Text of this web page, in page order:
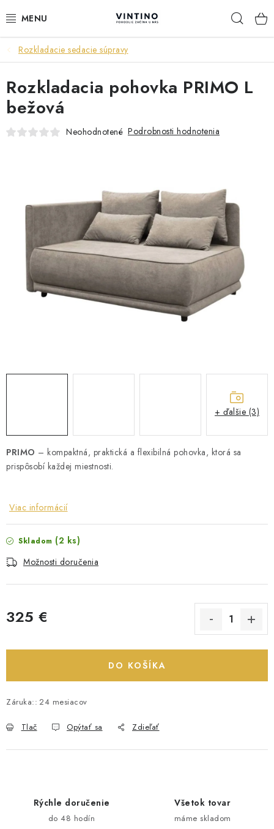
na
NÁBYTOK
VÝPREDAJ
ZÁVESNÉ HOJDACIE KRESLÁ
JEDÁLENSKÉ STOLIČKY
KRESLÁ
ZÁHRADNÝ NÁBYTOK
STOJANY A REGÁLY
SKRIŇA NA TOPANKY
FAQ - NAJČASTEJŠIE OTÁZKY
Všeobecné obchodné podmienky
Rozkladacie sedacie súpravy
PRIMO – kompaktná, praktická a flexibilná pohovka, ktorá sa
prispôsobí každej miestnosti.
Viac informácií
Skladom (2 ks)
Možnosti doručenia
325 €
DO KOŠÍKA
Záruka:: 24 mesiacov
Tlač Opýtať sa Zdieľať
Rozkladacia pohovka PRIMO L
bežová
Neohodnotené Podrobnosti hodnotenia
+ ďalšie (3)
Rýchle doručenie
do 48 hodín
Všetok tovar
máme skladom